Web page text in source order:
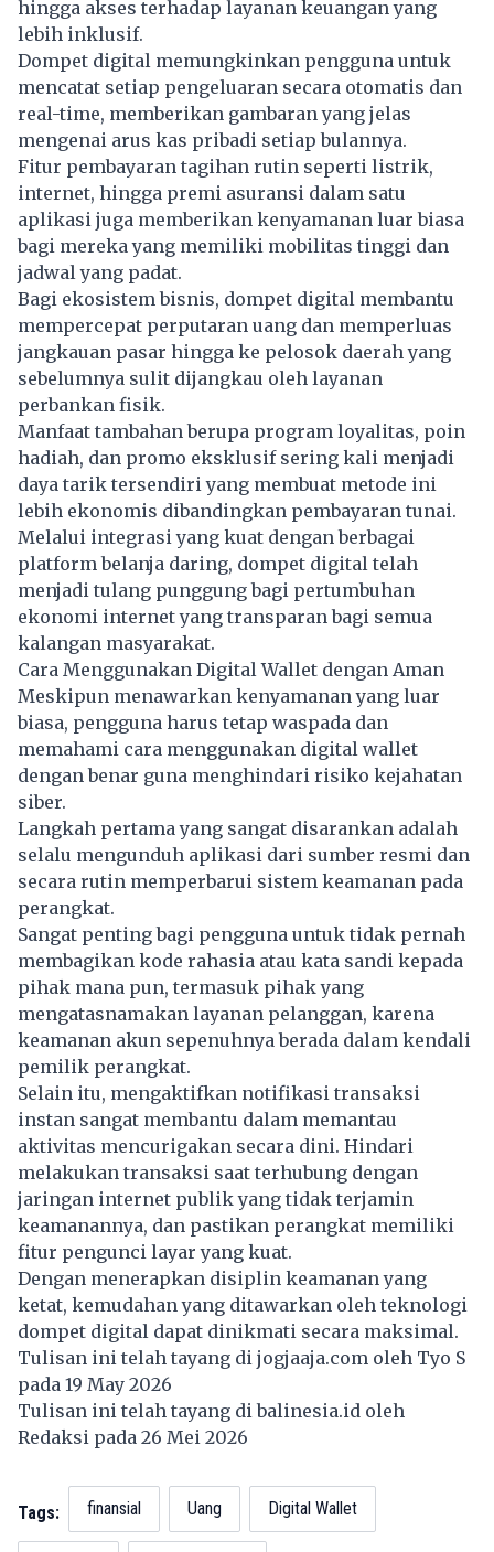
hingga akses terhadap layanan keuangan yang
lebih inklusif.
Dompet digital memungkinkan pengguna untuk
mencatat setiap pengeluaran secara otomatis dan
real-time, memberikan gambaran yang jelas
mengenai arus kas pribadi setiap bulannya.
Fitur pembayaran tagihan rutin seperti listrik,
internet, hingga premi asuransi dalam satu
aplikasi juga memberikan kenyamanan luar biasa
bagi mereka yang memiliki mobilitas tinggi dan
jadwal yang padat.
Bagi ekosistem bisnis, dompet digital membantu
mempercepat perputaran uang dan memperluas
jangkauan pasar hingga ke pelosok daerah yang
sebelumnya sulit dijangkau oleh layanan
perbankan fisik.
Manfaat tambahan berupa program loyalitas, poin
hadiah, dan promo eksklusif sering kali menjadi
daya tarik tersendiri yang membuat metode ini
lebih ekonomis dibandingkan pembayaran tunai.
Melalui integrasi yang kuat dengan berbagai
platform belanja daring, dompet digital telah
menjadi tulang punggung bagi pertumbuhan
ekonomi internet yang transparan bagi semua
kalangan masyarakat.
Cara Menggunakan Digital Wallet dengan Aman
Meskipun menawarkan kenyamanan yang luar
biasa, pengguna harus tetap waspada dan
memahami cara menggunakan digital wallet
dengan benar guna menghindari risiko kejahatan
siber.
Langkah pertama yang sangat disarankan adalah
selalu mengunduh aplikasi dari sumber resmi dan
secara rutin memperbarui sistem keamanan pada
perangkat.
Sangat penting bagi pengguna untuk tidak pernah
membagikan kode rahasia atau kata sandi kepada
pihak mana pun, termasuk pihak yang
mengatasnamakan layanan pelanggan, karena
keamanan akun sepenuhnya berada dalam kendali
pemilik perangkat.
Selain itu, mengaktifkan notifikasi transaksi
instan sangat membantu dalam memantau
aktivitas mencurigakan secara dini. Hindari
melakukan transaksi saat terhubung dengan
jaringan internet publik yang tidak terjamin
keamanannya, dan pastikan perangkat memiliki
fitur pengunci layar yang kuat.
Dengan menerapkan disiplin keamanan yang
ketat, kemudahan yang ditawarkan oleh teknologi
dompet digital dapat dinikmati secara maksimal.
Tulisan ini telah tayang di jogjaaja.com oleh Tyo S
pada 19 May 2026
Tulisan ini telah tayang dibalinesia.id oleh
Redaksi pada 26 Mei 2026
Tags: finansial Uang Digital Wallet